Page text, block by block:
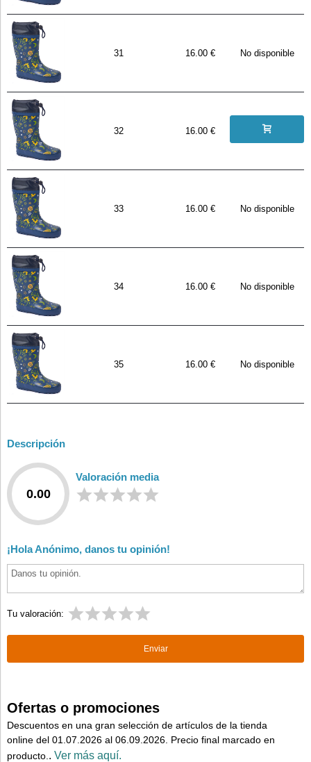
31 16.00 € No disponible
32 16.00 €
33 16.00 € No disponible
34 16.00 € No disponible
35 16.00 € No disponible
Descripción
0.00
Valoración media
¡Hola Anónimo, danos tu opinión!
Tu valoración:
Ofertas o promociones
Descuentos en una gran selección de artículos de la tienda
online del 01.07.2026 al 06.09.2026. Precio final marcado en
producto. . Ver más aquí.